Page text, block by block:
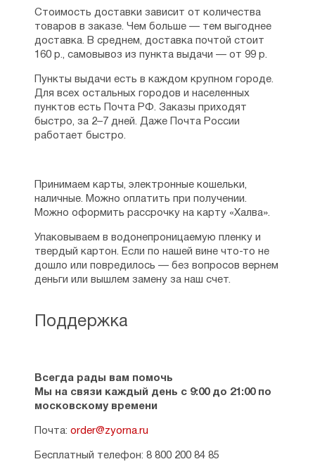
Поддержка
Всегда рады вам помочь
Мы на связи каждый день с 9:00 до 21:00 по
московскому времени
Почта: order@zyorna.ru
Бесплатный телефон: 8 800 200 84 85
Стоимость доставки зависит от количества
товаров в заказе. Чем больше — тем выгоднее
доставка. В среднем, доставка почтой стоит
160 р., самовывоз из пункта выдачи — от 99 р.
Пункты выдачи есть в каждом крупном городе.
Для всех остальных городов и населенных
пунктов есть Почта РФ. Заказы приходят
быстро, за 2–7 дней. Даже Почта России
работает быстро.
Принимаем карты, электронные кошельки,
наличные. Можно оплатить при получении.
Можно оформить рассрочку на карту «Халва».
Упаковываем в водонепроницаемую пленку и
твердый картон. Если по нашей вине что-то не
дошло или повредилось — без вопросов вернем
деньги или вышлем замену за наш счет.